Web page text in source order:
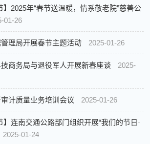
】2025年“春节送温暖，情系敬老院”慈善公
01-26
理局开展春节主题活动 2025-01-26
商务局与退役军人开展新春座谈
2025-
计质量业务培训会议 2025-01-26
】连南交通公路部门组织开展“我们的节日·
2025-01-24